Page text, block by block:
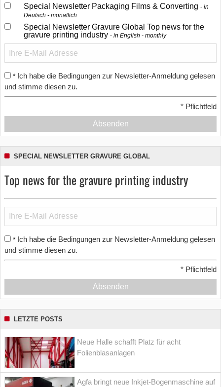
Special Newsletter Packaging Films & Converting
in
Deutsch - monatlich
Special Newsletter Gravure Global Top news for the
gravure printing industry
in English - monthly
* Ich habe die Bedingungen zur Newsletter-Anmeldung gelesen
und stimme diesen zu.
* Pflichtfeld
Absenden
SPECIAL NEWSLETTER GRAVURE GLOBAL
Top news for the gravure printing industry
* Ich habe die Bedingungen zur Newsletter-Anmeldung gelesen
und stimme diesen zu.
* Pflichtfeld
Absenden
LETZTE POSTS
Neue Halle schafft Platz für acht
Folienblasanlagen
Agfa bringt neue Inkjet-Bogenmaschine auf